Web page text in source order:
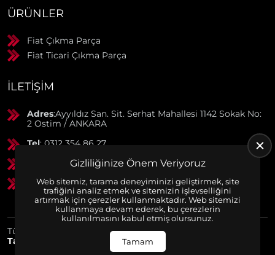
ÜRÜNLER
Fiat Çıkma Parça
Fiat Ticari Çıkma Parça
İLETIŞIM
Adres:Ayyıldız San. Sit. Serhat Mahallesi 1142 Sokak No:
2 Ostim / ANKARA
Tel: 0312 354 86 27
: 0506 369 50 55
GSM: 0553 790 38 01
Tüm Hakları Saklıdır. | Bu site Us Yazılım
Tasarım
Paketleri ile Hazırlanmıştır. © 2025
Gizliliğinize Önem Veriyoruz
Web sitemiz, tarama deneyiminizi geliştirmek, site
trafiğini analiz etmek ve sitemizin işlevselliğini
artırmak için çerezler kullanmaktadır. Web sitemizi
kullanmaya devam ederek, bu çerezlerin
kullanılmasını kabul etmiş olursunuz.
Tamam